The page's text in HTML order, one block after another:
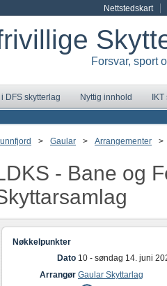
Nettstedskart
Forsvar, sport
DFS skytterlag Nyttig innhold
> Gaular > Arrangementer >
- Bane og
Nøkkelpunkter
Dato 10 - søndag 14. juni
Arrangør Gaular Skyttarlag